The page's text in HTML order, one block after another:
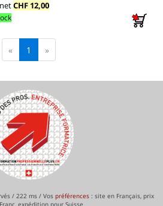
CHF 12,00
« 1 »
/ 222 ms / Vos préférences : site en Français, prix